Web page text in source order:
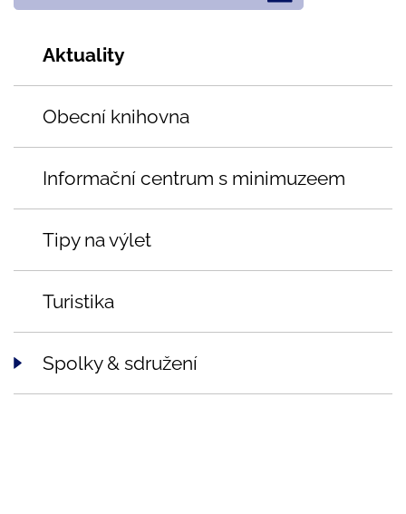
Aktuality
Obecní knihovna
Informační centrum s minimuzeem
Tipy na výlet
Turistika
Spolky & sdružení